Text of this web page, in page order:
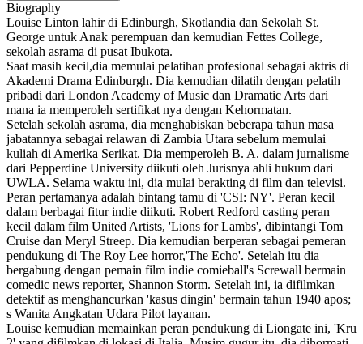
Biography
Louise Linton lahir di Edinburgh, Skotlandia dan Sekolah St.
George untuk Anak perempuan dan kemudian Fettes College,
sekolah asrama di pusat Ibukota.
Saat masih kecil,dia memulai pelatihan profesional sebagai aktris di
Akademi Drama Edinburgh. Dia kemudian dilatih dengan pelatih
pribadi dari London Academy of Music dan Dramatic Arts dari
mana ia memperoleh sertifikat nya dengan Kehormatan.
Setelah sekolah asrama, dia menghabiskan beberapa tahun masa
jabatannya sebagai relawan di Zambia Utara sebelum memulai
kuliah di Amerika Serikat. Dia memperoleh B. A. dalam jurnalisme
dari Pepperdine University diikuti oleh Jurisnya ahli hukum dari
UWLA. Selama waktu ini, dia mulai berakting di film dan televisi.
Peran pertamanya adalah bintang tamu di 'CSI: NY'. Peran kecil
dalam berbagai fitur indie diikuti. Robert Redford casting peran
kecil dalam film United Artists, 'Lions for Lambs', dibintangi Tom
Cruise dan Meryl Streep. Dia kemudian berperan sebagai pemeran
pendukung di The Roy Lee horror,'The Echo'. Setelah itu dia
bergabung dengan pemain film indie comieball's Screwall bermain
comedic news reporter, Shannon Storm. Setelah ini, ia difilmkan
detektif as menghancurkan 'kasus dingin' bermain tahun 1940 apos;
s Wanita Angkatan Udara Pilot layanan.
Louise kemudian memainkan peran pendukung di Liongate ini, 'Kru